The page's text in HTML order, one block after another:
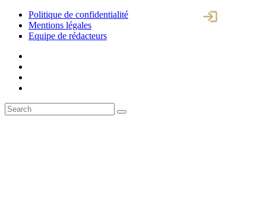
Politique de confidentialité
Mentions légales
Equipe de rédacteurs